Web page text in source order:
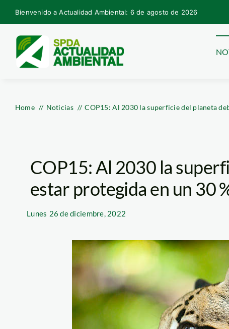
Skip
to
content
Bienvenido a Actualidad Ambiental: 6 de agosto de 2026
Home Noticias COP15: Al 2030 la superficie del planeta
COP15: Al 2030 la
estar protegida en un 30
Lunes 26 de diciembre, 2022